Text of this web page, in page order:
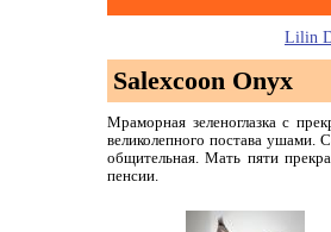
Lilin
Salexcoon Onyx
Мраморная зеленоглазка с
великолепного постава ушами.
общительная. Мать пяти
пенсии.